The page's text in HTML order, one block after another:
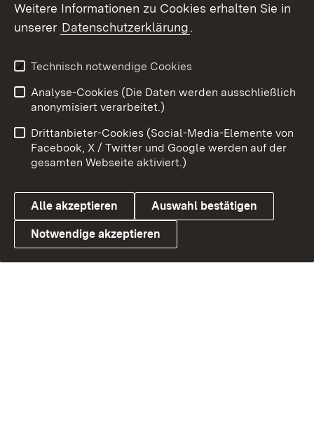
Link zum Landesportal
Datenschutz
Cookies
Weitere Informationen zu Cookies erhalten Sie in
unserer Datenschutzerklärung.
Technisch notwendige Cookies
Analyse-Cookies (Die Daten werden ausschließlich
anonymisiert verarbeitet.)
Drittanbieter-Cookies (Social-Media-Elemente von
Facebook, X / Twitter und Google werden auf der
gesamten Webseite aktiviert.)
Alle akzeptieren Auswahl bestätigen
Notwendige akzeptieren